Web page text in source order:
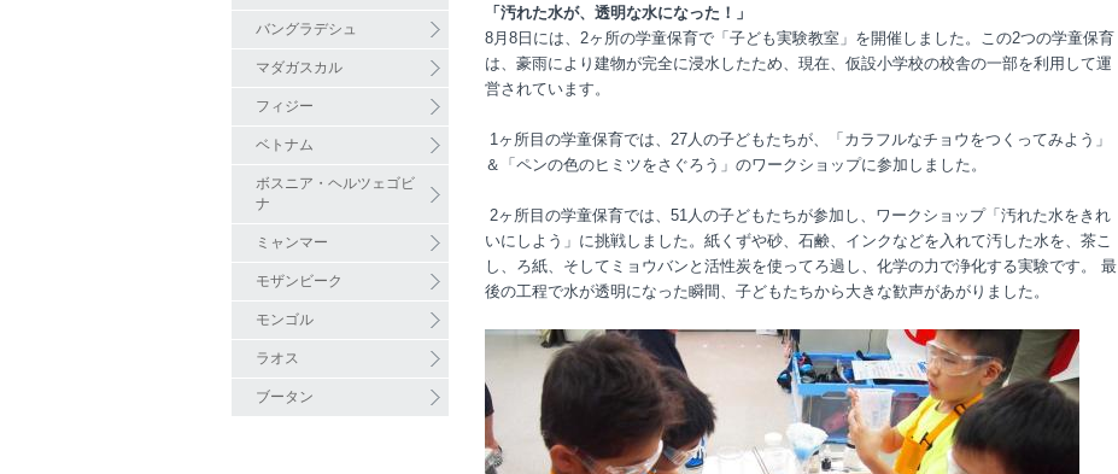
バングラデシュ
マダガスカル
フィジー
ベトナム
ボスニア・ヘルツェゴビ
ナ
ミャンマー
モザンビーク
モンゴル
ラオス
ブータン
「汚れた水が、透明な水になった！」
8月 8 日には、 2ヶ所の学童保育で「子ども実験教室」を開催しました。この2つの学童保育
は、豪雨により建物が完全に浸水したため、現在、仮設小学校の校舎の一部を利用して運
営されています。
1ヶ所目の学童保育では、 27人の子どもたちが、「カラフルなチョウをつくってみよう」
＆「ペンの色のヒミツをさぐろう」のワークショップに参加しました。
2ヶ所目の学童保育では、 51人の子どもたちが参加し、ワークショップ「汚れた水をきれ
いにしよう」に挑戦しました。紙くずや砂、石鹸、インクなどを入れて汚した水を、茶こ
し、ろ紙、そしてミョウバンと活性炭を使ってろ過し、化学の力で浄化する実験です。
最
後の工程で水が透明になった瞬間、子どもたちから大きな歓声があがりました。